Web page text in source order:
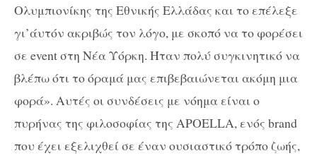
Ολυμπιονίκης της Εθνικής Ελλάδας και το επέλεξε
γι’άυτόν ακριβώς τον λόγο, με σκοπό να το φορέσει
σε event στη Νέα Υόρκη. Ήταν πολύ συγκινητικό να
βλέπω ότι το όραμά μας επιβεβαιώνεται ακόμη μια
φορά». Αυτές οι συνδέσεις με νόημα είναι ο
πυρήνας της φιλοσοφίας της APOELLA, ενός brand
που έχει εξελιχθεί σε έναν ουσιαστικό τρόπο ζωής,